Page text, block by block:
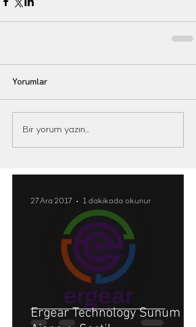
Yorumlar
Bir yorum yazın...
Ergear Technology Sunum
27 Ara 2017 1 dakikada okunur